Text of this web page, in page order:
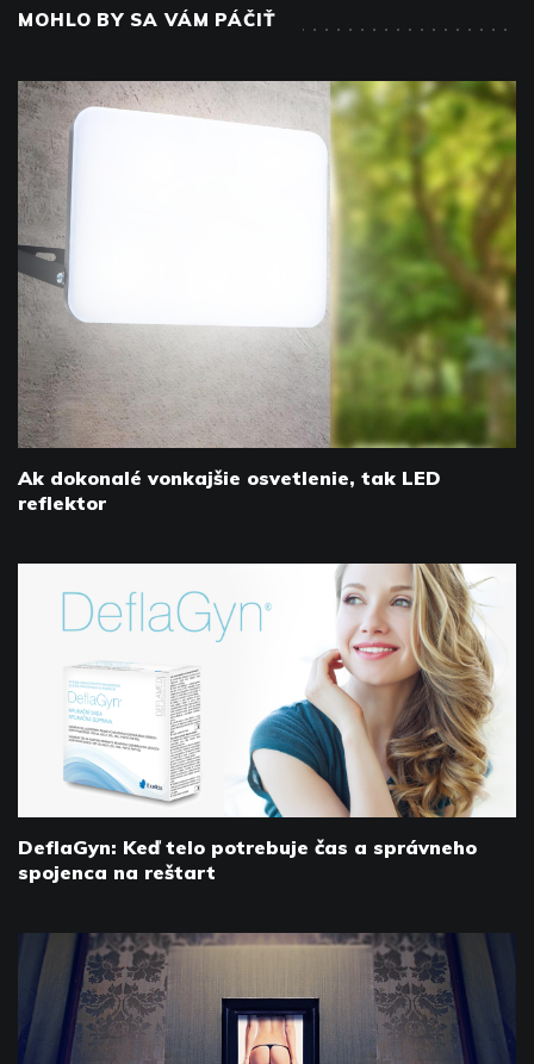
MOHLO BY SA VÁM PÁČIŤ
Ak dokonalé vonkajšie osvetlenie, tak LED
reflektor
DeflaGyn: Keď telo potrebuje čas a správneho
spojenca na reštart